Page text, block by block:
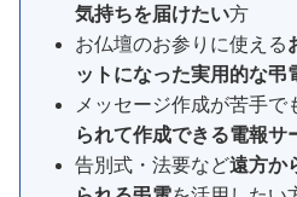
気持ちを届けたい方
お仏壇のお参りに使える
ットになった実用的な弔
メッセージ作成が苦手で
られて作成できる電報サ
告別式・法要など遠方か